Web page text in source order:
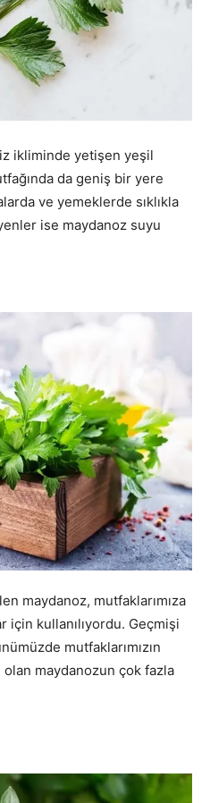
ikliminde yetişen yeşil
da geniş bir yere
ve yemeklerde sıklıkla
ise maydanoz suyu
maydanoz, mutfaklarımıza
için kullanılıyordu. Geçmişi
mutfaklarımızın
maydanozun çok fazla